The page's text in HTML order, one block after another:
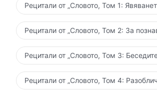
Рецитали от „Словото, Том 1:
Рецитали от „Словото, Том 2: За
Рецитали от „Словото, Том 3:
Рецитали от „Словото, Том 4: